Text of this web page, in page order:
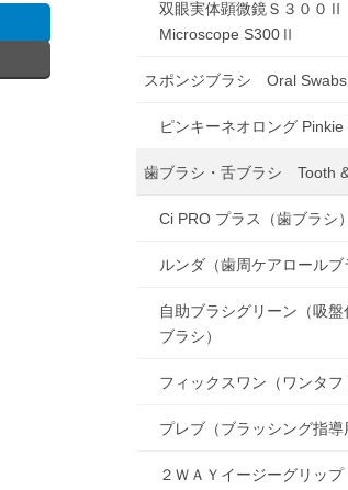
双眼実体顕微鏡Ｓ３００
Microscope S300Ⅱ
スポンジブラシ Oral Swabs
ピンキーネオロング
歯ブラシ・舌ブラシ Tooth
Ci PRO プラス（歯ブラシ）
ルンダ（歯周ケアロールブ
自助ブラシグリーン（吸
ブラシ）
フィックスワン（ワンタフ
プレブ（ブラッシング指導
２ＷＡＹイージーグリッ